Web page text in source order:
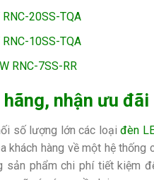
20SS-TQA
10SS-TQA
RNC-7SS-RR
nhận ưu
số lượng lớn các loạiđèn
khách hàng về một hệ
sản phẩm chi phí tiết kiệm